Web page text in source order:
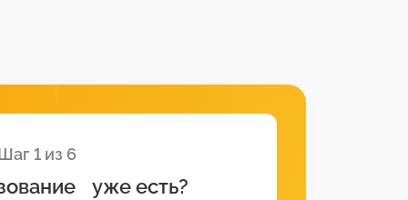
1 из 6
уже есть?